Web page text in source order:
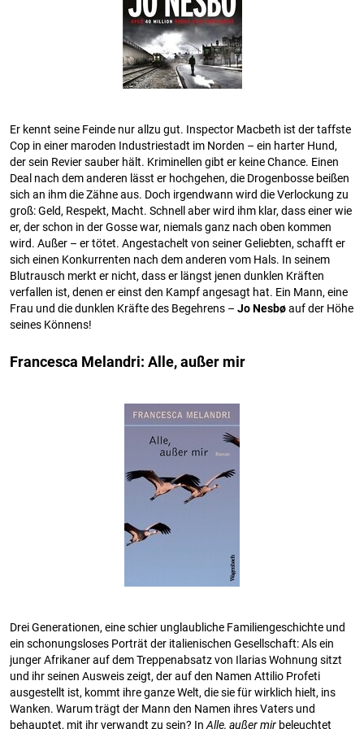
Er kennt seine Feinde nur allzu gut. Inspector Macbeth ist der taffste
Cop in einer maroden Industriestadt im Norden – ein harter Hund,
der sein Revier sauber hält. Kriminellen gibt er keine Chance. Einen
Deal nach dem anderen lässt er hochgehen, die Drogenbosse beißen
sich an ihm die Zähne aus. Doch irgendwann wird die Verlockung zu
groß: Geld, Respekt, Macht. Schnell aber wird ihm klar, dass einer wie
er, der schon in der Gosse war, niemals ganz nach oben kommen
wird. Außer – er tötet. Angestachelt von seiner Geliebten, schafft er
sich einen Konkurrenten nach dem anderen vom Hals. In seinem
Blutrausch merkt er nicht, dass er längst jenen dunklen Kräften
verfallen ist, denen er einst den Kampf angesagt hat. Ein Mann, eine
Frau und die dunklen Kräfte des Begehrens – Jo Nesbøauf der Höhe
seines Könnens!
Francesca Melandri: Alle, außer mir
Drei Generationen, eine schier unglaubliche Familiengeschichte und
ein schonungsloses Porträt der italienischen Gesellschaft: Als ein
junger Afrikaner auf dem Treppenabsatz von Ilarias Wohnung sitzt
und ihr seinen Ausweis zeigt, der auf den Namen Attilio Profeti
ausgestellt ist, kommt ihre ganze Welt, die sie für wirklich hielt, ins
Wanken. Warum trägt der Mann den Namen ihres Vaters und
behauptet, mit ihr verwandt zu sein? InAlle, außer mir beleuchtet